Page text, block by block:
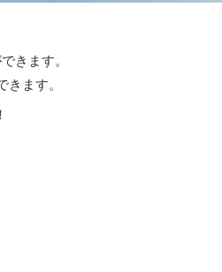
きます。
ます。